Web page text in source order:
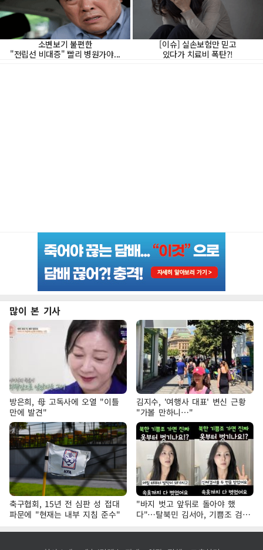
많이 본 기사
방은희, 母 고독사에 오열 "이틀
만에 발견"
김지수, '여행사 대표' 변신 근황
"가볼 만하니…"
축구협회, 15년 전 심판 성 접대
파문에 "현재는 내부 지침 준수"
"바지 벗고 앞뒤로 돌아야 했
다"…탈북민 김서아, 기쁨조 검사
수치심 회상